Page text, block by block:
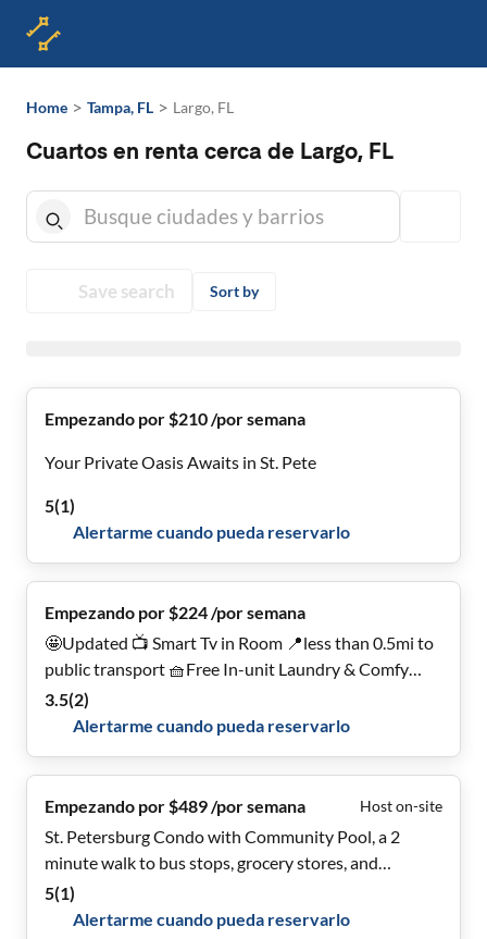
Home > Tampa, FL > Largo, FL
Cuartos en renta cerca de Largo, FL
Save search Sort by
Empezando por $210 /por semana
Your Private Oasis Awaits in St. Pete
5(1)
Alertarme cuando pueda reservarlo
Empezando por $224 /por semana
🤩Updated 📺 Smart Tv in Room 📍less than 0.5mi to
public transport 🧺Free In-unit Laundry & Comfy
Home❤️!
3.5(2)
Alertarme cuando pueda reservarlo
Empezando por $489 /por semana Host on-site
St. Petersburg Condo with Community Pool, a 2
minute walk to bus stops, grocery stores, and
restaurants
5(1)
Alertarme cuando pueda reservarlo